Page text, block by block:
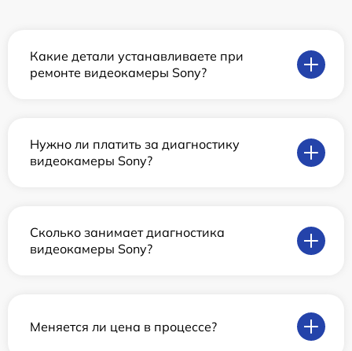
Какие детали устанавливаете при
ремонте видеокамеры Sony?
Нужно ли платить за диагностику
видеокамеры Sony?
Сколько занимает диагностика
видеокамеры Sony?
Меняется ли цена в процессе?